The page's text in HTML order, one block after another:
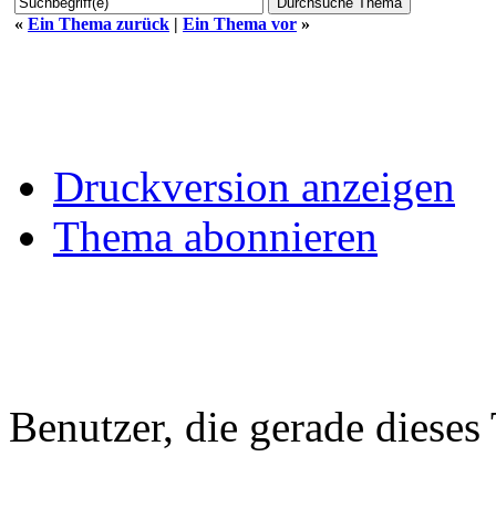
« Ein Thema zurück | Ein Thema vor »
Druckversion anzeigen
Thema abonnieren
Benutzer, die gerade